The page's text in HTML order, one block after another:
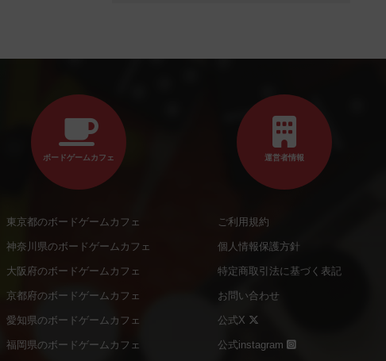
ボードゲームカフェ
東京都のボードゲームカフェ
神奈川県のボードゲームカフェ
大阪府のボードゲームカフェ
京都府のボードゲームカフェ
愛知県のボードゲームカフェ
福岡県のボードゲームカフェ
運営者情報
ご利用規約
個人情報保護方針
特定商取引法に基づく表記
お問い合わせ
公式X
公式instagram